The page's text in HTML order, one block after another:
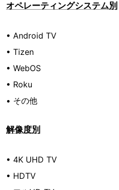
オペレーティングシステム別
• Android TV
• Tizen
• WebOS
• Roku
• その他
解像度別
• 4K UHD TV
• HDTV